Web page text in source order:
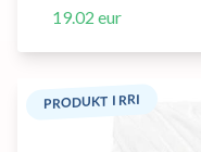
19.02 eur
PRODUKT I RRI